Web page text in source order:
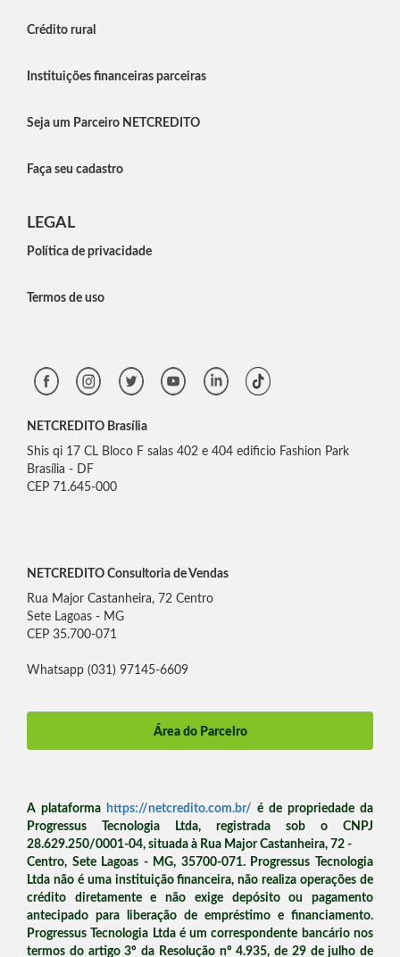
Crédito rural
Instituições financeiras parceiras
Seja um Parceiro NETCREDITO
Faça seu cadastro
LEGAL
Política de privacidade
Termos de uso
NETCREDITO Brasília
Shis qi 17 CL Bloco F salas 402 e 404 edificio Fashion Park
Brasília - DF
CEP 71.645-000
NETCREDITO Consultoria de Vendas
Rua Major Castanheira, 72 Centro
Sete Lagoas - MG
CEP 35.700-071
Whatsapp (031) 97145-6609
Área do Parceiro
A plataforma https://netcredito.com.br/ é de propriedade da
Progressus Tecnologia Ltda, registrada sob o CNPJ
28.629.250/0001-04, situada à Rua Major Castanheira, 72 -
Centro, Sete Lagoas - MG, 35700-071. Progressus Tecnologia
Ltda não é uma instituição financeira, não realiza operações de
crédito diretamente e não exige depósito ou pagamento
antecipado para liberação de empréstimo e financiamento.
Progressus Tecnologia Ltda é um correspondente bancário nos
termos do artigo 3º da Resolução nº 4.935, de 29 de julho de